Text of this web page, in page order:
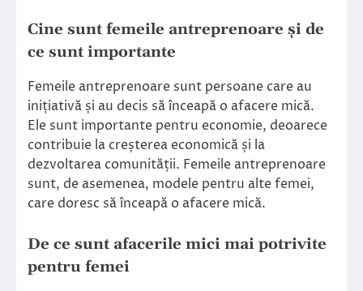
Cine sunt femeile antreprenoare și de
ce sunt importante
Femeile antreprenoare sunt persoane care au
inițiativă și au decis să înceapă o afacere mică.
Ele sunt importante pentru economie, deoarece
contribuie la creșterea economică și la
dezvoltarea comunității. Femeile antreprenoare
sunt, de asemenea, modele pentru alte femei,
care doresc să înceapă o afacere mică.
De ce sunt afacerile mici mai potrivite
pentru femei